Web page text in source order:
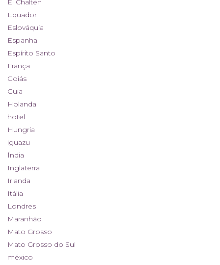
El Chaltén
Equador
Eslováquia
Espanha
Espírito Santo
França
Goiás
Guia
Holanda
hotel
Hungria
iguazu
Índia
Inglaterra
Irlanda
Itália
Londres
Maranhão
Mato Grosso
Mato Grosso do Sul
méxico